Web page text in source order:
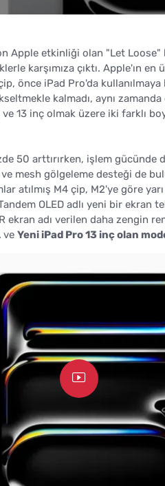
Apple etkinliği olan "Let Loose"
karşımıza çıktı. Apple'ın
önce iPad Pro'da kullanılmaya
kalmadı, aynı
ve 13 inç olmak üzere iki farklı
50 arttırırken, işlem gücünde
ve mesh gölgeleme desteği de
atılmış M4 çip, M2'ye göre
OLED adlı yeni bir ekran
adı verilen daha zengin
ve Yeni iPad Pro 13 inç olan